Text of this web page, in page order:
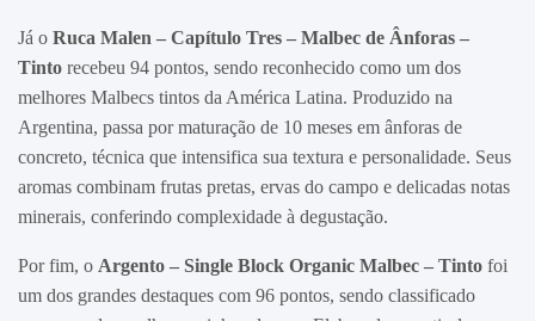
Já o Ruca Malen – Capítulo Tres – Malbec de Ânforas –
Tinto recebeu 94 pontos, sendo reconhecido como um dos
melhores Malbecs tintos da América Latina. Produzido na
Argentina, passa por maturação de 10 meses em ânforas de
concreto, técnica que intensifica sua textura e personalidade. Seus
aromas combinam frutas pretas, ervas do campo e delicadas notas
minerais, conferindo complexidade à degustação.
Por fim, o Argento – Single Block Organic Malbec – Tinto foi
um dos grandes destaques com 96 pontos, sendo classificado